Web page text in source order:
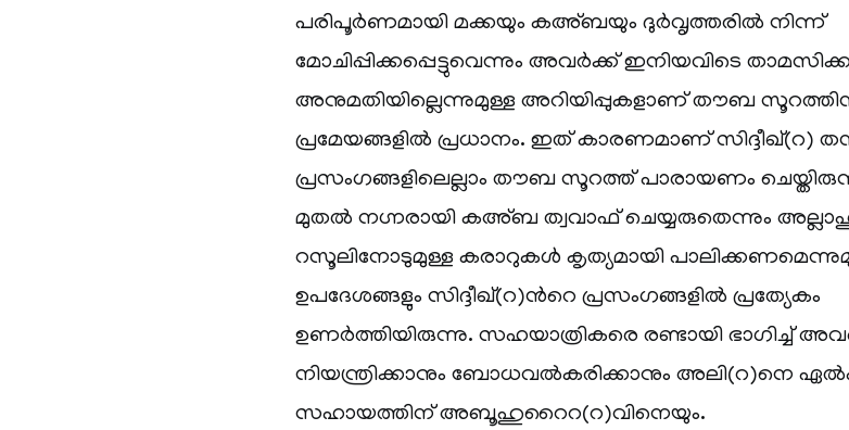
പരിപൂര്‍ണമായി മക്കയും കഅ്ബയും ദുര്‍വൃത്തരില്‍ നിന്ന്
മോചിപ്പിക്കപ്പെട്ടുവെന്നും അവര്‍ക്ക് ഇനിയവിടെ
അനുമതിയില്ലെന്നുമുള്ള അറിയിപ്പുകളാണ് തൗബ
പ്രമേയങ്ങളില്‍ പ്രധാനം. ഇത് കാരണമാണ് സിദ്ദീഖ്(റ)
പ്രസംഗങ്ങളിലെല്ലാം തൗബ സൂറത്ത് പാരായണം
മുതല്‍ നഗ്നരായി കഅ്ബ ത്വവാഫ് ചെയ്യരുതെന്നും
റസൂലിനോടുമുള്ള കരാറുകള്‍ കൃത്യമായി
ഉപദേശങ്ങളും സിദ്ദീഖ്(റ)ന്‍റെ പ്രസംഗങ്ങളില്‍ പ്രത്യേകം
ഉണര്‍ത്തിയിരുന്നു. സഹയാത്രികരെ രണ്ടായി ഭാഗിച്ച്
നിയന്ത്രിക്കാനും ബോധവല്‍കരിക്കാനും അലി(റ)നെ
സഹായത്തിന് അബൂഹുറൈറ(റ)വിനെയും.